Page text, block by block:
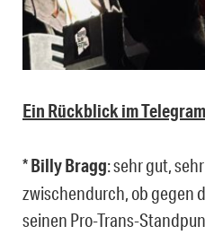
Ein Rückblick im
*Billy Bragg: sehr gut,
zwischendurch, ob gegen
seinen Pro-Trans-